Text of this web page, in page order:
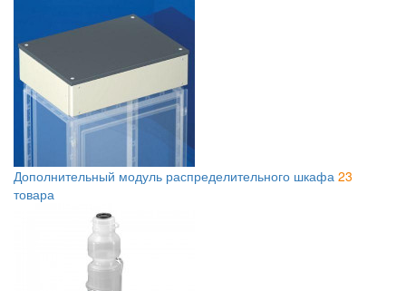
Дополнительный модуль распределительного шкафа 23
товара